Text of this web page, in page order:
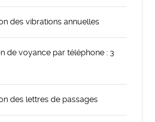
des vibrations annuelles
de voyance par téléphone : 3
des lettres de passages